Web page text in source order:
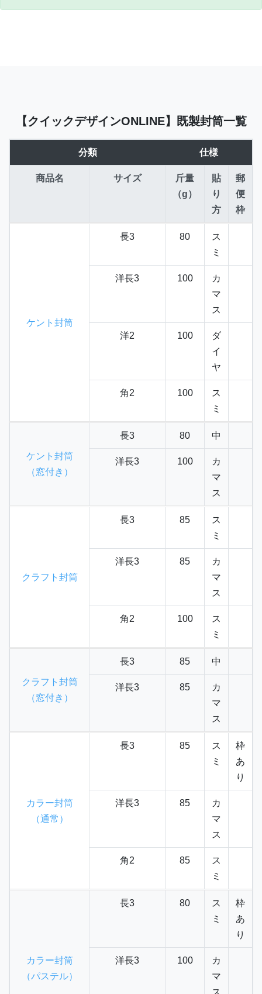
【クイックデザインONLINE】既製封筒一覧
分類 仕様
商品名 サイズ
斤量
（g）
貼
り
方
郵
便
枠
ケント封筒
長3 80
ス
ミ
洋長3 100
カ
マ
ス
洋2 100
ダ
イ
ヤ
角2 100
ス
ミ
ケント封筒
（窓付き）
長3 80 中
洋長3 100
カ
マ
ス
クラフト封筒
長3 85
ス
ミ
洋長3 85
カ
マ
ス
角2 100
ス
ミ
クラフト封筒
（窓付き）
長3 85 中
洋長3 85
カ
マ
ス
カラー封筒
（通常）
長3 85
ス
ミ
枠
あ
り
洋長3 85
カ
マ
ス
角2 85
ス
ミ
カラー封筒
（パステル）
長3 80
ス
ミ
枠
あ
り
洋長3 100
カ
マ
ス